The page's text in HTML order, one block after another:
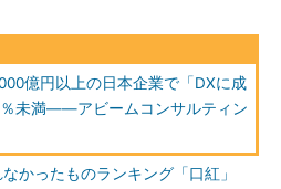
億円以上の日本企業で「DXに成
未満――アビームコンサルティン
かったものランキング「口紅」